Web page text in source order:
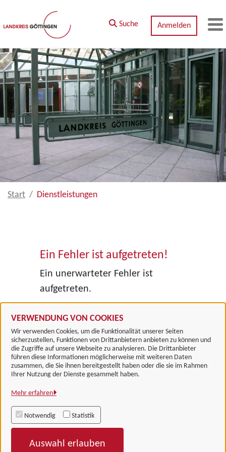
Zum Hauptinhalt springen
VERWENDUNG VON COOKIES
Wir verwenden Cookies, um die Funktionalität unserer Seiten
sicherzustellen, Funktionen von Drittanbietern anbieten zu können und
die Zugriffe auf unsere Webseite zu analysieren. Die Drittanbieter
führen diese Informationen möglicherweise mit weiteren Daten
zusammen, die Sie ihnen bereitgestellt haben oder die sie im Rahmen
Ihrer Nutzung der Dienste gesammelt haben.
Mehr erfahren
Notwendig Statistik
Auswahl erlauben
Suche Anmelden
Start Dienstleistungen
Ein Fehler ist aufgetreten!
Ein unerwarteter Fehler ist
aufgetreten.
Landkreis Göttingen
Alle Rechte vorbehalten